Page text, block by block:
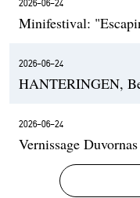
Minifestival:
2026-06-24
HANTERINGEN,
2026-06-24
Vernissage